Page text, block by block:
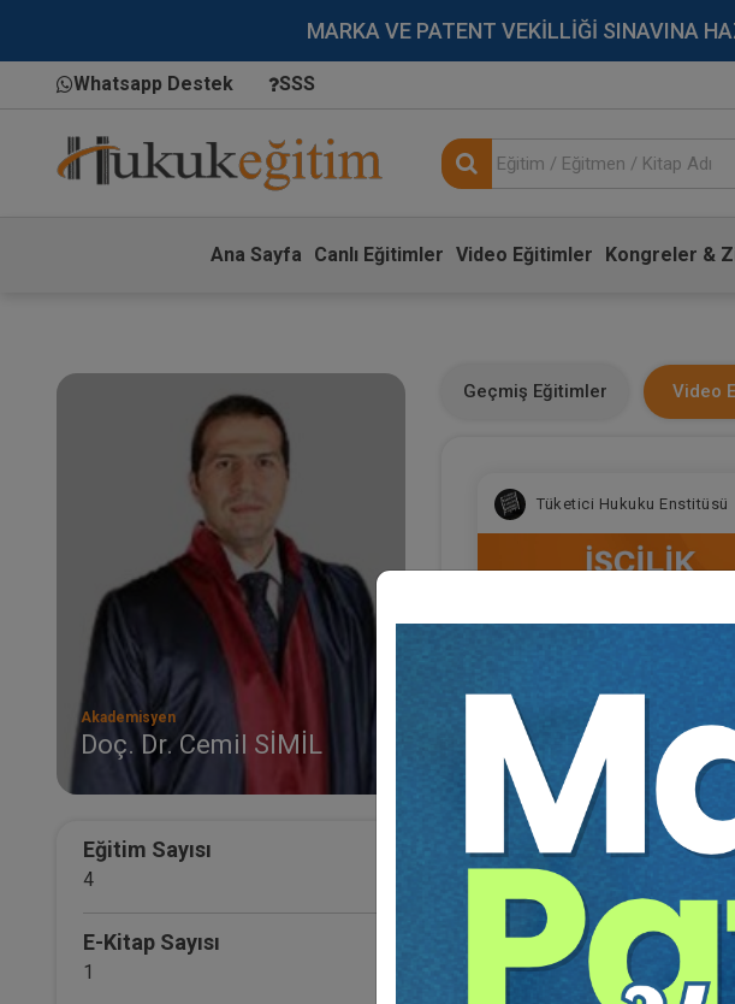
MARKA VE PATENT VEKİLLİĞİ SINAVINA
Whatsapp Destek SSS
Ana Sayfa Canlı Eğitimler Video Eğitimler Kongreler &
Akademisyen
Doç. Dr. Cemil SİMİL
Eğitim Sayısı
4
E-Kitap Sayısı
1
Geçmiş Eğitimler Video
Tüketici Hukuku Enstitüsü
İşçilik Alacakları ve
- II - III. İş Hukuku Kongresi -
Oturum
360
TL
Tüketici Hukuku Enstitüsü